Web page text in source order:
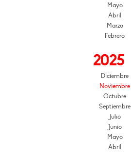
Mayo
Abril
Marzo
Febrero
2025
Diciembre
Noviembre
Octubre
Septiembre
Julio
Junio
Mayo
Abril